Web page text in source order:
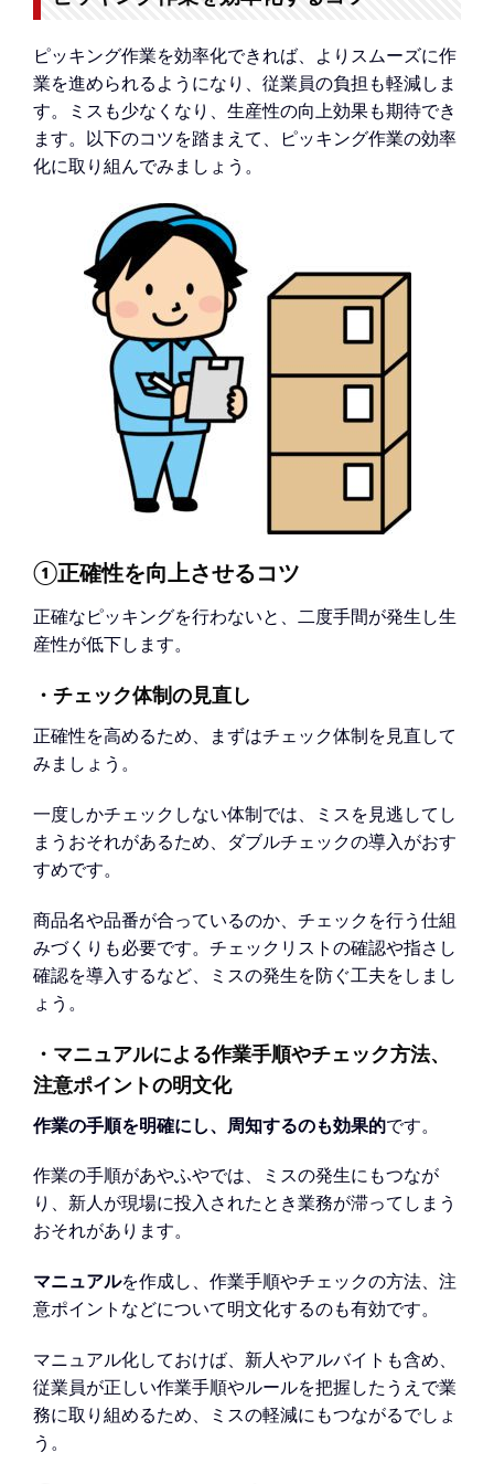
ピッキング作業を効率化できれば、よりスムーズに作
業を進められるようになり、従業員の負担も軽減しま
す。ミスも少なくなり、生産性の向上効果も期待でき
ます。以下のコツを踏まえて、ピッキング作業の効率
化に取り組んでみましょう。
①正確性を向上させるコツ
正確なピッキングを行わないと、二度手間が発生し生
産性が低下します。
・チェック体制の見直し
正確性を高めるため、まずはチェック体制を見直して
みましょう。
一度しかチェックしない体制では、ミスを見逃してし
まうおそれがあるため、ダブルチェックの導入がおす
すめです。
商品名や品番が合っているのか、チェックを行う仕組
みづくりも必要です。チェックリストの確認や指さし
確認を導入するなど、ミスの発生を防ぐ工夫をしまし
ょう。
・マニュアルによる作業手順やチェック方法、
注意ポイントの明文化
作業の手順を明確にし、周知するのも効果的です。
作業の手順があやふやでは、ミスの発生にもつなが
り、新人が現場に投入されたとき業務が滞ってしまう
おそれがあります。
マニュアルを作成し、作業手順やチェックの方法、注
意ポイントなどについて明文化するのも有効です。
マニュアル化しておけば、新人やアルバイトも含め、
従業員が正しい作業手順やルールを把握したうえで業
務に取り組めるため、ミスの軽減にもつながるでしょ
う。